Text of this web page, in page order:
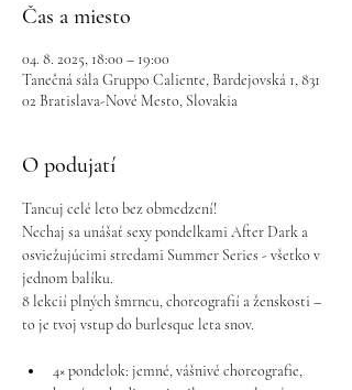
Čas a miesto
04. 8. 2025, 18:00 – 19:00
Tanečná sála Gruppo Caliente, Bardejovská 1, 831
02 Bratislava-Nové Mesto, Slovakia
O podujatí
Tancuj celé leto bez obmedzení!
Nechaj sa unášať sexy pondelkami After Dark a
osviežujúcimi stredami Summer Series - všetko v
jednom balíku.
8 lekcií plných šmrncu, choreografií a ženskosti –
to je tvoj vstup do burlesque leta snov.
4× pondelok: jemné, vášnivé choreografie,